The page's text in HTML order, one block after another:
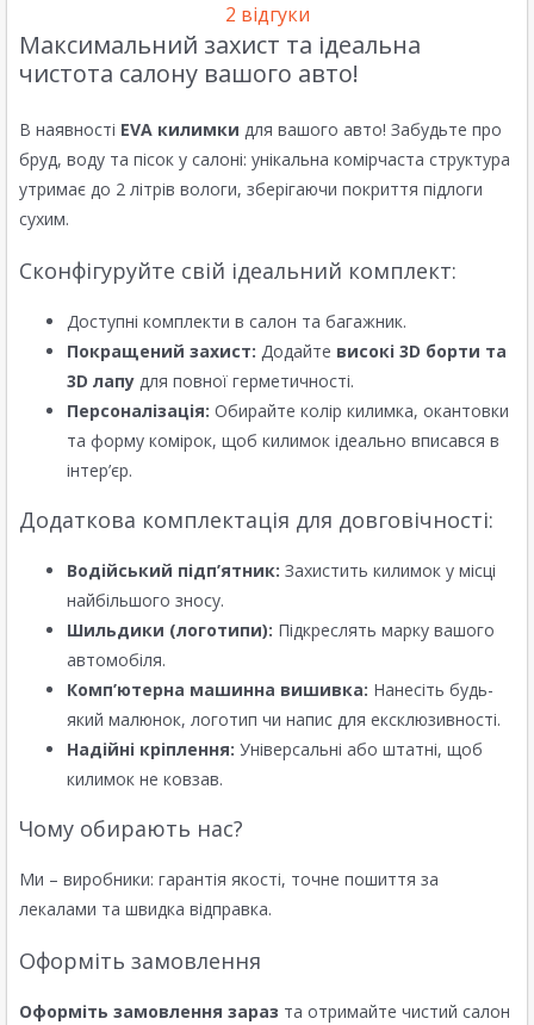
2 відгуки
Максимальний захист та ідеальна
чистота салону вашого авто!
В наявності EVA килимки для вашого авто! Забудьте про
бруд, воду та пісок у салоні: унікальна комірчаста структура
утримає до 2 літрів вологи, зберігаючи покриття підлоги
сухим.
Сконфігуруйте свій ідеальний комплект:
Доступні комплекти в салон та багажник.
Покращений захист: Додайте високі 3D борти та
3D лапу для повної герметичності.
Персоналізація: Обирайте колір килимка, окантовки
та форму комірок, щоб килимок ідеально вписався в
інтер’єр.
Додаткова комплектація для довговічності:
Водійський підп’ятник: Захистить килимок у місці
найбільшого зносу.
Шильдики (логотипи): Підкреслять марку вашого
автомобіля.
Комп’ютерна машинна вишивка: Нанесіть будь-
який малюнок, логотип чи напис для ексклюзивності.
Надійні кріплення: Універсальні або штатні, щоб
килимок не ковзав.
Чому обирають нас?
Ми – виробники: гарантія якості, точне пошиття за
лекалами та швидка відправка.
Оформіть замовлення
Оформіть замовлення зараз та отримайте чистий салон